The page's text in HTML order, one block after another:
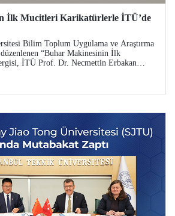
İlk Mucitleri Karikatürlerle İTÜ’de
Bilim Toplum Uygulama ve Araştırma
“Buhar Makinesinin İlk
İTÜ Prof. Dr. Necmettin Erbakan
ziyaretçileriyle buluşuyor. Sergi, 23
tarihleri arasında ziyarete açık olacak.